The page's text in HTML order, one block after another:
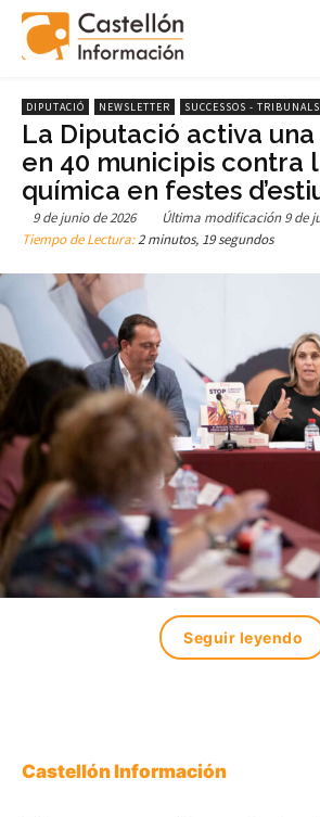
DIPUTACIÓ NEWSLETTER SUCCESSOS - TRIBUNALS
La Diputació activa
en 40 municipis contra
química en festes
9 de junio de 2026 Última modificación 9 de
Tiempo de Lectura:2 minutos, 19 segundos
Seguir leyendo
Castellón Información